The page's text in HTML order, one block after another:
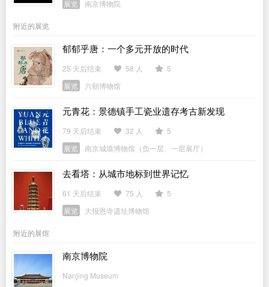
展览
南京博物院
附近的展览
郁郁乎唐：一个多元开放的时代
25 天后结束 58 人
5
展览
六朝博物馆
元青花：景德镇手工瓷业遗存考古新发现
79 天后结束 32 人
5
展览
南京城墙博物馆（负一层、一层展厅）
去看塔：从城市地标到世界记忆
61 天后结束 75 人
5
展览
大报恩寺遗址博物馆
附近的展馆
南京博物院
Nanjing Museum